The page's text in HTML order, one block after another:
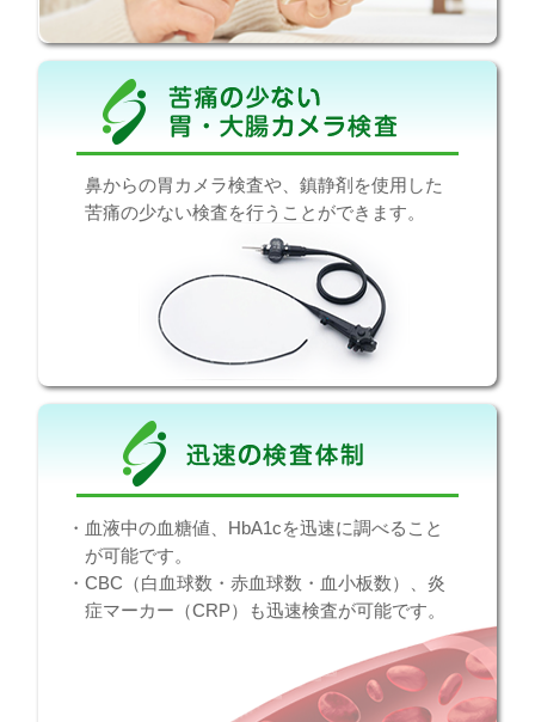
鼻からの胃カメラ検査や、鎮静剤を使用した
苦痛の少ない検査を行うことができます。
・血液中の血糖値、HbA1cを迅速に調べること
が可能です。
・CBC（白血球数・赤血球数・血小板数）、炎
症マーカー（CRP）も迅速検査が可能です。